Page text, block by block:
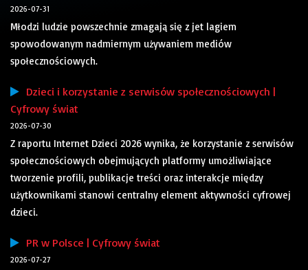
2026-07-31
Młodzi ludzie powszechnie zmagają się z jet lagiem
spowodowanym nadmiernym używaniem mediów
społecznościowych.
Dzieci i korzystanie z serwisów społecznościowych |
Cyfrowy świat
2026-07-30
Z raportu Internet Dzieci 2026 wynika, że korzystanie z serwisów
społecznościowych obejmujących platformy umożliwiające
tworzenie profili, publikacje treści oraz interakcje między
użytkownikami stanowi centralny element aktywności cyfrowej
dzieci.
PR w Polsce | Cyfrowy świat
2026-07-27